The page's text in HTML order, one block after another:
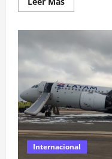
más
Pablo
Internacional